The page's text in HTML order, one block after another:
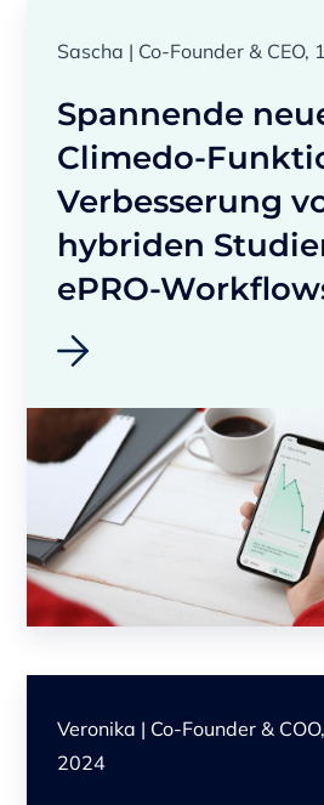
Sascha | Co-Founder & CEO,
Spannende
Climedo-
Verbesserung
hybriden
ePRO-
Veronika | Co-Founder &
2024